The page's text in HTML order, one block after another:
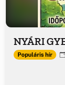
NYÁRI
Populáris hír